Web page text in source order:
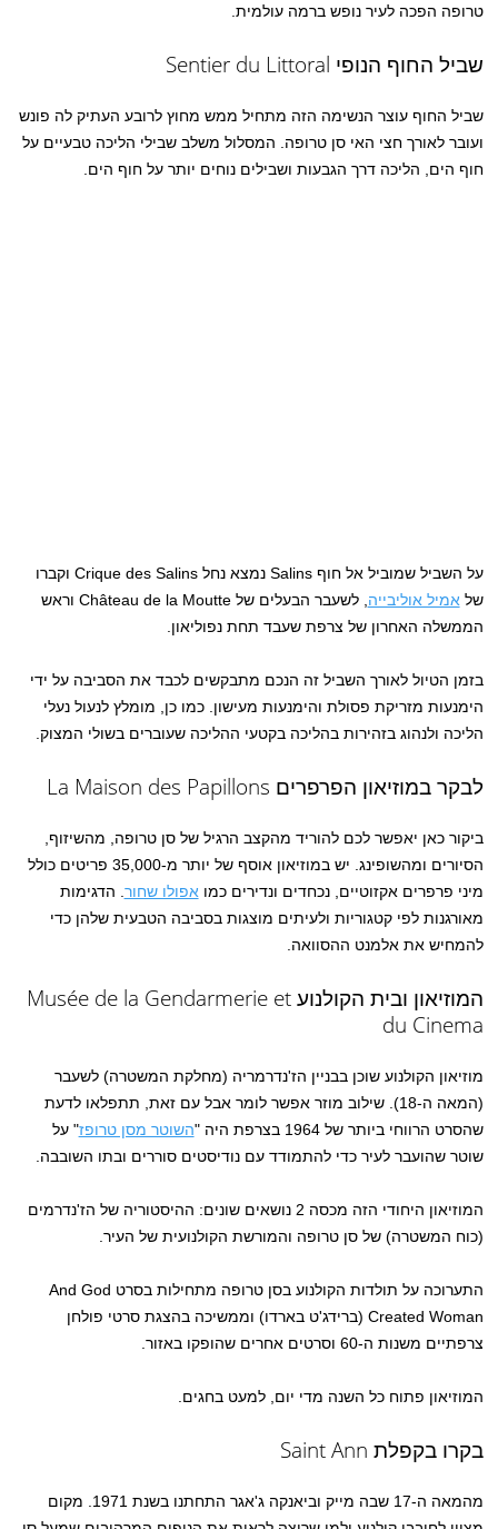
טרופה הפכה לעיר נופש ברמה עולמית.
שביל החוף הנופי Sentier du Littoral
שביל החוף עוצר הנשימה הזה מתחיל ממש מחוץ לרובע העתיק לה פונש
ועובר לאורך חצי האי סן טרופה. המסלול משלב שבילי הליכה טבעיים על
חוף הים, הליכה דרך הגבעות ושבילים נוחים יותר על חוף הים.
על השביל שמוביל אל חוף Salins נמצא נחל Crique des Salins וקברו
של אמיל אוליבייה
, לשעבר הבעלים של Château de la Moutte וראש
הממשלה האחרון של צרפת שעבד תחת נפוליאון.
בזמן הטיול לאורך השביל זה הנכם מתבקשים לכבד את הסביבה על ידי
הימנעות מזריקת פסולת והימנעות מעישון. כמו כן, מומלץ לנעול נעלי
הליכה ולנהוג בזהירות בהליכה בקטעי ההליכה שעוברים בשולי המצוק.
לבקר במוזיאון הפרפרים La Maison des Papillons
ביקור כאן יאפשר לכם להוריד מהקצב הרגיל של סן טרופה, מהשיזוף,
הסיורים ומהשופינג. יש במוזיאון אוסף של יותר מ-35,000 פריטים כולל
מיני פרפרים אקזוטיים, נכחדים ונדירים כמו אפולו שחור . הדגימות
מאורגנות לפי קטגוריות ולעיתים מוצגות בסביבה הטבעית שלהן כדי
להמחיש את אלמנט ההסוואה.
המוזיאון ובית הקולנוע Musée de la Gendarmerie et
du Cinema
מוזיאון הקולנוע שוכן בבניין הז'נדרמריה (מחלקת המשטרה) לשעבר
(ה
מאה ה-18). שילוב מוזר אפשר לומר אבל עם זאת, תתפלאו לדעת
שהסרט הרווחי ביותר של 1964 בצרפת היה "
השוטר מסן טרופז" על
שוטר שהועבר לעיר כדי להתמודד עם נודיסטים סוררים ובתו השובבה.
המוזיאון היחודי הזה מכסה 2 נושאים שונים: ההיסטוריה של הז'נדרמים
(כוח המשטרה) של סן טרופה והמורשת הקולנועית של העיר.
התערוכה על תולדות הקולנוע בסן טרופה מתחילות בסרט And God
Created Woman (ברידג'ט בארדו) וממשיכה בהצגת סרטי פולחן
צרפתיים משנות ה-60 וסרטים אחרים שהופקו באזור.
המוזיאון פתוח כל השנה מדי יום, למעט בחגים.
בקרו בקפלת Saint Ann
מהמאה ה-17 שבה מייק וביאנקה ג'אגר התחתנו בשנת 1971. מקום